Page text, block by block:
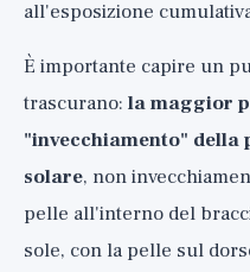
all'esposizione
È importante capire un
trascurano: la maggior
"invecchiamento" della
solare, non
pelle all'interno del
sole, con la pelle sul